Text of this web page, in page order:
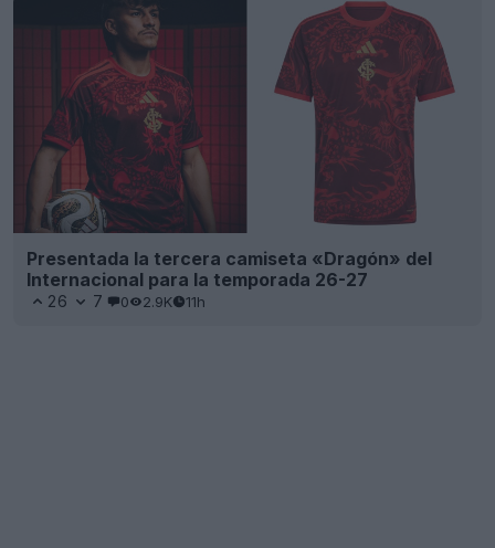
Presentada la tercera camiseta «Dragón» del
Internacional para la temporada 26-27
26 7 0 2.9K 11h